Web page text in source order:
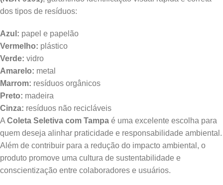
dos tipos de resíduos:
Azul: papel e papelão
Vermelho: plástico
Verde: vidro
Amarelo: metal
Marrom: resíduos orgânicos
Preto: madeira
Cinza: resíduos não recicláveis
A Coleta Seletiva com Tampa é uma excelente escolha para
quem deseja alinhar praticidade e responsabilidade ambiental.
Além de contribuir para a redução do impacto ambiental, o
produto promove uma cultura de sustentabilidade e
conscientização entre colaboradores e usuários.